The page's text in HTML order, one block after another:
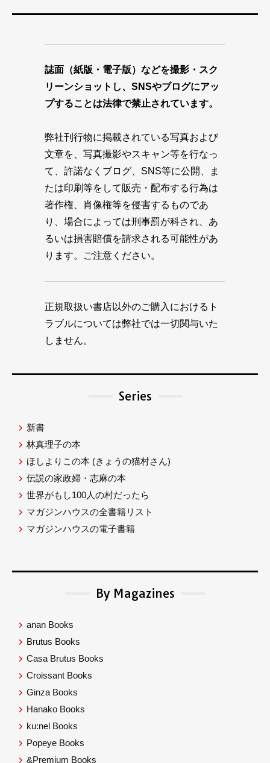
誌面（紙版・電子版）などを撮影・スク
リーンショットし、SNSやブログにアッ
プすることは法律で禁止されています。
弊社刊行物に掲載されている写真および
文章を、写真撮影やスキャン等を行なっ
て、許諾なくブログ、SNS等に公開、ま
たは印刷等をして販売・配布する行為は
著作権、肖像権等を侵害するものであ
り、場合によっては刑事罰が科され、あ
るいは損害賠償を請求される可能性があ
ります。ご注意ください。
正規取扱い書店以外のご購入におけるト
ラブルについては弊社では一切関与いた
しません。
Series
新書
林真理子の本
ほしよりこの本 (きょうの猫村さん)
伝説の家政婦・志麻の本
世界がもし100人の村だったら
マガジンハウスの全書籍リスト
マガジンハウスの電子書籍
By Magazines
anan Books
Brutus Books
Casa Brutus Books
Croissant Books
Ginza Books
Hanako Books
ku:nel Books
Popeye Books
&Premium Books